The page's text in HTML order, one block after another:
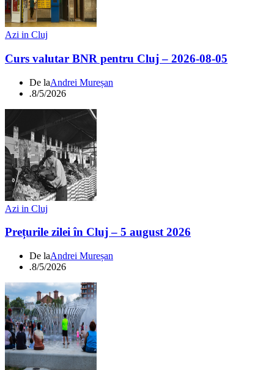
Azi in Cluj
Curs valutar BNR pentru Cluj – 2026-08-05
De laAndrei Mureșan
.8/5/2026
Azi in Cluj
Prețurile zilei în Cluj – 5 august 2026
De laAndrei Mureșan
.8/5/2026